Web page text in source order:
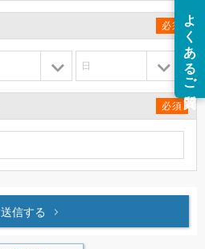
必須
日
必須
送信する